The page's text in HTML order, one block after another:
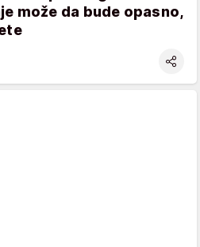
može da bude opasno,